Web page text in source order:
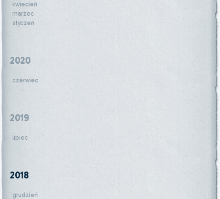
kwiecień
marzec
styczeń
2020
czerwiec
2019
lipiec
2018
grudzień